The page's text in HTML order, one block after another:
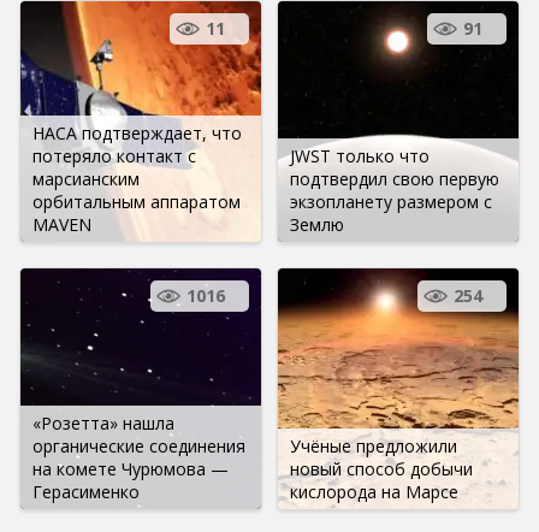
НАСА подтверждает, что
потеряло контакт с
марсианским
орбитальным аппаратом
MAVEN
11
JWST только что
подтвердил свою первую
экзопланету размером с
Землю
91
«Розетта» нашла
органические соединения
на комете Чурюмова —
Герасименко
1016
Учёные предложили
новый способ добычи
кислорода на Марсе
254